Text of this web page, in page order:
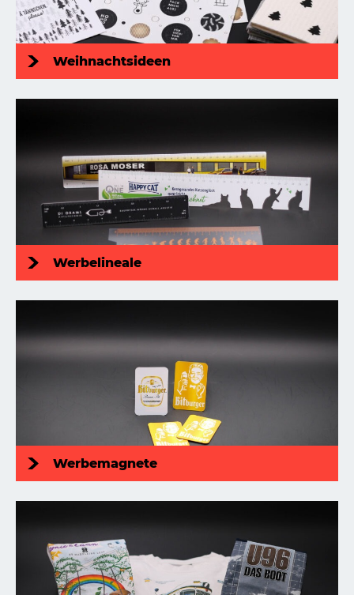
Weihnachtsideen
Werbelineale
Werbemagnete